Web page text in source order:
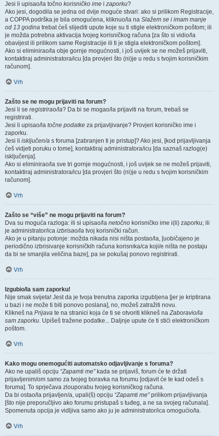
Jesi li upisao/la točno korisničko ime i zaporku?
Ako jesi, dogodila se jedna od dvije moguće stvari: ako si prilikom Registracije,
a COPPA podrška je bila omogućena, kliknuo/la na Slažem se i imam manje
od 13 godina trebat ćeš slijediti upute koje su ti stigle elektroničkom poštom; ili
je možda potrebna aktivacija tvojeg korisničkog računa [za što si vidio/la
obavijest ili prilikom same Registracije ili ti je stigla elektroničkom poštom].
Ako si eliminirao/la obje gornje mogućnosti, i još uvijek se ne možeš prijaviti,
kontaktiraj administratora/icu [da provjeri što (ni)je u redu s tvojim korisničkim
računom].
Vrh
Zašto se ne mogu prijaviti na forum?
Jesi li se registrirao/la? Da bi se mogao/la prijaviti na forum, trebaš se
registrirati.
Jesi li upisao/la točne podatke za prijavljivanje? Provjeri korisničko ime i
zaporku.
Jesi li isključen/a s foruma [zabranjen ti je pristup]? Ako jesi, [kod prijavljivanja
ćeš vidjeti poruku o tome], kontaktiraj administratora/icu [da saznaš razlog(e)
isključenja].
Ako si eliminirao/la sve tri gornje mogućnosti, i još uvijek se ne možeš prijaviti,
kontaktiraj administratora/icu [da provjeri što (ni)je u redu s tvojim korisničkim
računom].
Vrh
Zašto se “više” ne mogu prijaviti na forum?
Dva su moguća razloga: ili si upisao/la netočno korisničko ime i(li) zaporku; ili
je administrator/ica izbrisao/la tvoj korisnički račun.
Ako je u pitanju potonje: možda nikada nisi ništa postao/la, [uobičajeno je
periodično izbrisivanje korisničkih računa korisnika/ca koji/e ništa ne postaju
da bi se smanjila veličina baze], pa se pokušaj ponovo registrirati.
Vrh
Izgubio/la sam zaporku!
Nije smak svijeta! Jest da je tvoja trenutna zaporka izgubljena [jer je kriptirana
u bazi i ne može ti biti ponovo poslana], no, možeš zatražiti novu.
Klikneš na Prijava te na stranici koja će ti se otvoriti klikneš naZaboravio/la
sam zaporku. Upišeš tražene podatke... Daljnje upute će ti stići elektroničkom
poštom.
Vrh
Kako mogu onemogućiti automatsko odjavljivanje s foruma?
Ako ne upališ opciju “Zapamti me”kada se prijaviš, forum će te držati
prijavljenim/om samo za tvojeg boravka na forumu [odjavit će te kad odeš s
foruma]. To sprječava zlouporabu tvojeg korisničkog računa.
Da bi ostao/la prijavljen/a, upali(š) opciju “Zapamti me”prilikom prijavljivanja
[što nije preporučljivo ako forumu pristupaš s tuđeg, a ne sa svojeg računala].
Spomenuta opcija je vidljiva samo ako ju je administrator/ica omogućio/la.
Vrh